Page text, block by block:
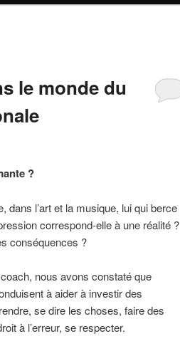
le monde du
?
dans l’art et la musique, lui qui berce
correspond-elle à une réalité ?
conséquences ?
nous avons constaté que
à aider à investir des
se dire les choses, faire des
à l’erreur, se respecter.